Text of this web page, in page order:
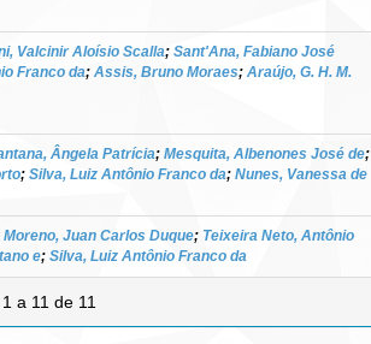
Valcinir Aloísio Scalla; Sant'Ana, Fabiano José
Franco da; Assis, Bruno Moraes; Araújo, G. H. M.
Ângela Patrícia; Mesquita, Albenones José de;
; Silva, Luiz Antônio Franco da; Nunes, Vanessa de
Moreno, Juan Carlos Duque; Teixeira Neto, Antônio
e; Silva, Luiz Antônio Franco da
a 11 de 11